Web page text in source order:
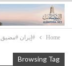
Home #إيران
Browsing Tag